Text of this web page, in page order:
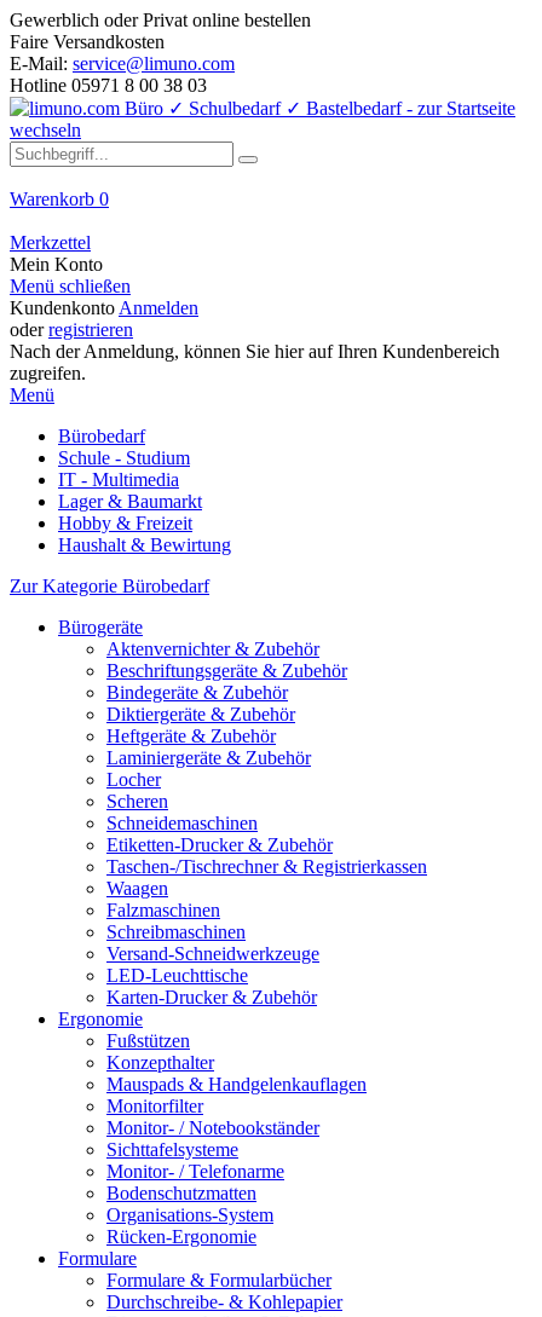
Gewerblich oder Privat online bestellen
Faire Versandkosten
E-Mail: service@limuno.com
Hotline 05971 8 00 38 03
Warenkorb 0
Merkzettel
Mein Konto
Menü schließen
Kundenkonto Anmelden
oderregistrieren
Nach der Anmeldung, können Sie hier auf Ihren Kundenbereich
zugreifen.
Menü
Bürobedarf
Schule - Studium
IT - Multimedia
Lager & Baumarkt
Hobby & Freizeit
Haushalt & Bewirtung
Zur Kategorie Bürobedarf
Bürogeräte
Aktenvernichter & Zubehör
Beschriftungsgeräte & Zubehör
Bindegeräte & Zubehör
Diktiergeräte & Zubehör
Heftgeräte & Zubehör
Laminiergeräte & Zubehör
Locher
Scheren
Schneidemaschinen
Etiketten-Drucker & Zubehör
Taschen-/Tischrechner & Registrierkassen
Waagen
Falzmaschinen
Schreibmaschinen
Versand-Schneidwerkzeuge
LED-Leuchttische
Karten-Drucker & Zubehör
Ergonomie
Fußstützen
Konzepthalter
Mauspads & Handgelenkauflagen
Monitorfilter
Monitor- / Notebookständer
Sichttafelsysteme
Monitor- / Telefonarme
Bodenschutzmatten
Organisations-System
Rücken-Ergonomie
Formulare
Formulare & Formularbücher
Durchschreibe- & Kohlepapier